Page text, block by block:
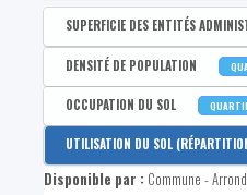
SUPERFICIE DES ENTITÉS
Disponible par :Commune -
Superficie en km²
DENSITÉ DE POPULATION
Disponible par :Commune -
Densité de population
Densité de population
OCCUPATION DU SOL
Disponible par :Commune -
Part de superficie
UTILISATION DU SOL
Disponible par : Commune -